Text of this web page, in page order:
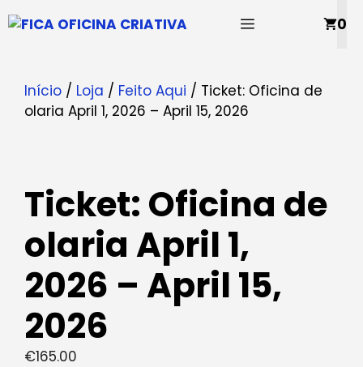
para
MENU 0
Início / Loja / Feito Aqui / Ticket: Oficina de
olaria April 1, 2026 – April 15, 2026
Ticket: Oficina de
olaria April 1,
2026 – April 15,
2026
€165.00